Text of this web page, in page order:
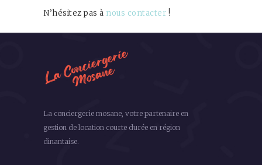
N’hésitez pas à nous contacter !
La conciergerie mosane, votre partenaire en
gestion de location courte durée en région
dinantaise.